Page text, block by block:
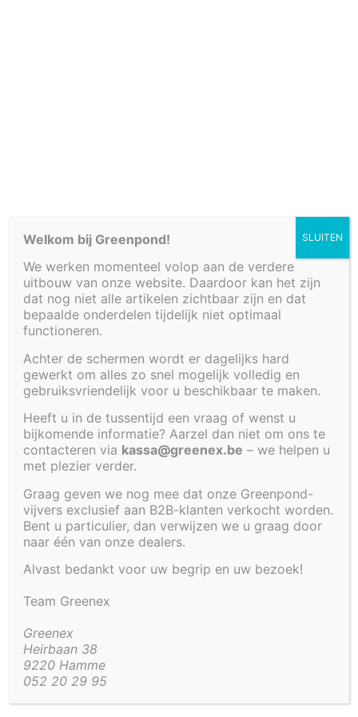
Om de beste ervaringen te bieden, gebruiken wij technologieën zoals
cookies om informatie over je apparaat op te slaan en/of te raadplegen.
Door in te stemmen met deze technologieën kunnen wij gegevens zoals
Fonteinbakken
Plantenfilters met waterval
Vijvers
Decoratieve afwerkingen
Watertafels
Cookiebeleid (EU)
ZWART
KADER
VOOR
VIJVER 225
X 60 X 35
CM
LAATSTE
STUKS
TEST
LABEL
€871,75
Welkom bij Greenpond!
We werken momenteel volop aan de verdere
uitbouw van onze website. Daardoor kan het zijn
dat nog niet alle artikelen zichtbaar zijn en dat
bepaalde onderdelen tijdelijk niet optimaal
functioneren.
Achter de schermen wordt er dagelijks hard
gewerkt om alles zo snel mogelijk volledig en
gebruiksvriendelijk voor u beschikbaar te maken.
Heeft u in de tussentijd een vraag of wenst u
bijkomende informatie? Aarzel dan niet om ons te
contacteren via kassa@greenex.be – we helpen u
met plezier verder.
Graag geven we nog mee dat onze Greenpond-
vijvers exclusief aan B2B-klanten verkocht worden.
Bent u particulier, dan verwijzen we u graag door
naar één van onze dealers.
Alvast bedankt voor uw begrip en uw bezoek!
Team Greenex
Greenex
Heirbaan 38
9220 Hamme
052 20 29 95
SLUITEN